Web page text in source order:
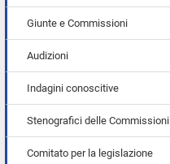
Giunte e Commissioni
Audizioni
Indagini conoscitive
Stenografici delle Commissioni
Comitato per la legislazione